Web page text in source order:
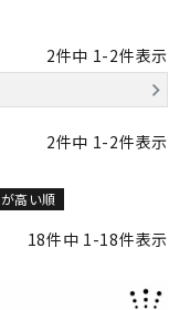
2件中 1-2件表示
2件中 1-2件表示
高い順
18件中 1-18件表示